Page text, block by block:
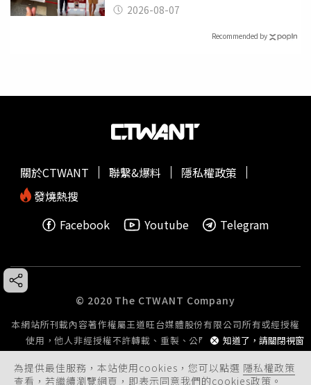
2026-08-07
Recommended by
為提供最佳服務，本站使用cookies，您可以點選 隱私權政策
查看，若繼續瀏覽網頁，即表示同意我們的cookies政策。
知道了，請關閉視窗
關於CTWANT 聯繫&爆料
隱私權政策
發燒熱搜
Facebook
Youtube Telegram
© 2020 The CTWANT Company
本網站所刊載內容著作權屬王道旺台媒體股份有限公司所有或經授權
使用，他人非經授權不許轉載、重製、公開播送或公開傳輸。